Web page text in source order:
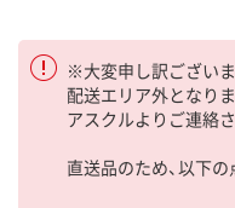
※大変申し訳ござい
配送エリア外となり
アスクルよりご連絡
直送品のため、以下